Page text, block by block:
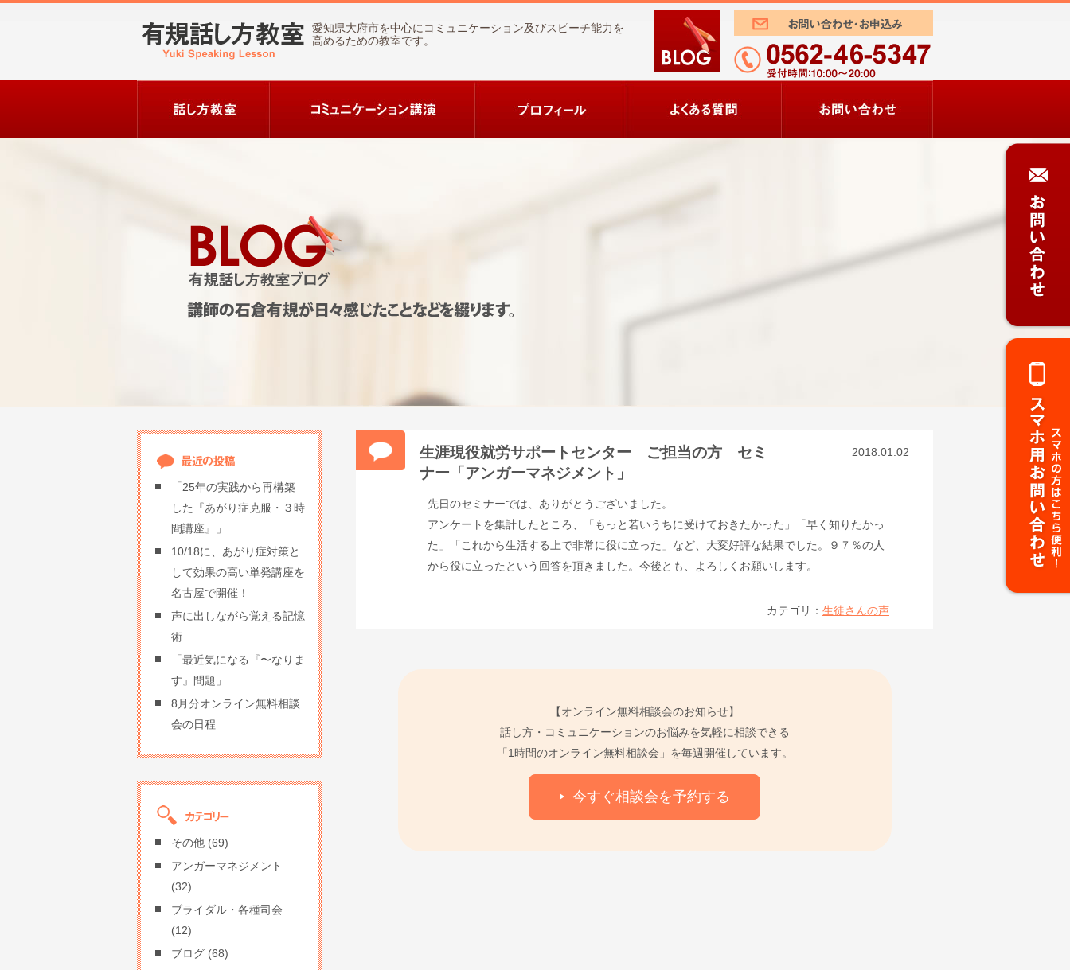
愛知県大府市を中心にコミュニケーション及びスピーチ能力を
高めるための教室です。
生涯現役就労サポートセンター ご担当の方 セミ
ナー「アンガーマネジメント」
2018.01.02
先日のセミナーでは、ありがとうございました。
アンケートを集計したところ、「もっと若いうちに受けておきたかった」「早く知りたかっ
た」「これから生活する上で非常に役に立った」など、大変好評な結果でした。９７％の人
から役に立ったという回答を頂きました。今後とも、よろしくお願いします。
カテゴリ： 生徒さんの声
【オンライン無料相談会のお知らせ】
話し方・コミュニケーションのお悩みを気軽に相談できる
「1時間のオンライン無料相談会」を毎週開催しています。
今すぐ相談会を予約する
「25年の実践から再構築
した『あがり症克服・３時
間講座』」
10/18に、あがり症対策と
して効果の高い単発講座を
名古屋で開催！
声に出しながら覚える記憶
術
「最近気になる『〜なりま
す』問題」
8月分オンライン無料相談
会の日程
その他 (69)
アンガーマネジメント
(32)
ブライダル・各種司会
(12)
ブログ (68)